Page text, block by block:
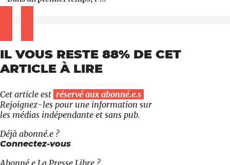
IL VOUS RESTE 88% DE CET
ARTICLE À LIRE
Cet article est réservé aux abonné.e.s
Rejoignez-les pour une information sur
les médias indépendante et sans pub.
Déjà abonné.e ?
Connectez-vous